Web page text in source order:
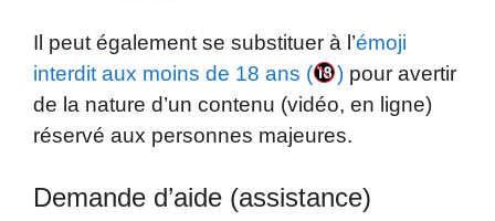
Il peut également se substituer à l’émoji
interdit aux moins de 18 ans (
)pour avertir
de la nature d’un contenu (vidéo, en ligne)
réservé aux personnes majeures.
Demande d’aide (assistance)